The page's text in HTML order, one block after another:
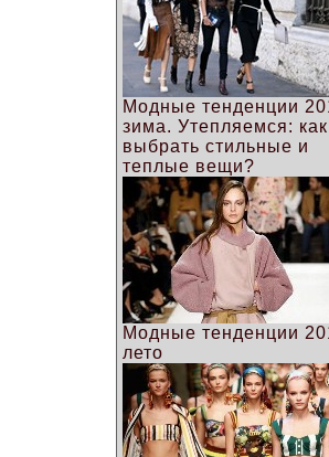
Модные тенденции
зима. Утепляемся: как
выбрать стильные и
теплые вещи?
Модные тенденции
лето